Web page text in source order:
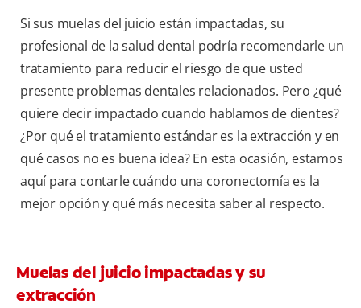
Si sus muelas del juicio están impactadas, su
profesional de la salud dental podría recomendarle un
tratamiento para reducir el riesgo de que usted
presente problemas dentales relacionados. Pero ¿qué
quiere decir impactado cuando hablamos de dientes?
¿Por qué el tratamiento estándar es la extracción y en
qué casos no es buena idea? En esta ocasión, estamos
aquí para contarle cuándo una coronectomía es la
mejor opción y qué más necesita saber al respecto.
Muelas del juicio impactadas y su
extracción